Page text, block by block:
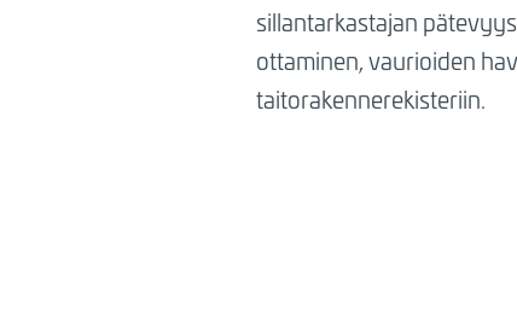
sillantarkastajan
ottaminen, vaurioiden
taitorakennerekisteriin.